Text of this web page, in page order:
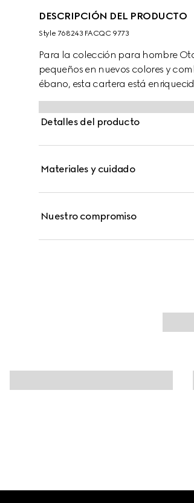
DESCRIPCIÓN DEL PRODUCTO
Style ‎768243 FACQC 9773
Para la colección para hombre
pequeños en nuevos colores y
ébano, esta cartera está
cerámico. El accesorio cuenta
en el interior.
Detalles del producto
Materiales y cuidado
Nuestro compromiso